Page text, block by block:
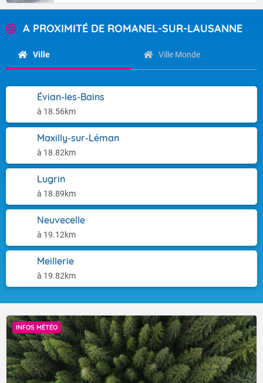
A PROXIMITÉ DE ROMANEL-SUR-LAUSANNE
Ville Ville Monde
Évian-les-Bains
à 18.56km
Maxilly-sur-Léman
à 18.82km
Lugrin
à 18.89km
Neuvecelle
à 19.12km
Meillerie
à 19.82km
INFOS MÉTÉO